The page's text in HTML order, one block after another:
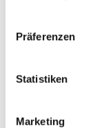
Präferenzen
Statistiken
Marketing